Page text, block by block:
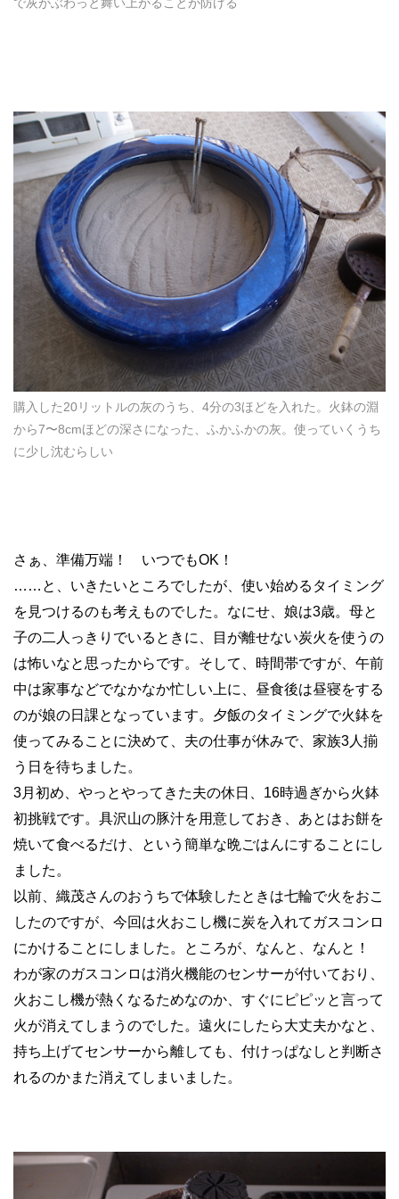
購入した20リットルの灰のうち、4分の3ほどを入れた。火鉢の淵
から7〜8cmほどの深さになった、ふかふかの灰。使っていくうち
に少し沈むらしい
さぁ、準備万端！ いつでもOK！
……と、いきたいところでしたが、使い始めるタイミング
を見つけるのも考えものでした。なにせ、娘は3歳。母と
子の二人っきりでいるときに、目が離せない炭火を使うの
は怖いなと思ったからです。そして、時間帯ですが、午前
中は家事などでなかなか忙しい上に、昼食後は昼寝をする
のが娘の日課となっています。夕飯のタイミングで火鉢を
使ってみることに決めて、夫の仕事が休みで、家族3人揃
う日を待ちました。
3月初め、やっとやってきた夫の休日、16時過ぎから火鉢
初挑戦です。具沢山の豚汁を用意しておき、あとはお餅を
焼いて食べるだけ、という簡単な晩ごはんにすることにし
ました。
以前、織茂さんのおうちで体験したときは七輪で火をおこ
したのですが、今回は火おこし機に炭を入れてガスコンロ
にかけることにしました。ところが、なんと、なんと！
わが家のガスコンロは消火機能のセンサーが付いており、
火おこし機が熱くなるためなのか、すぐにピピッと言って
火が消えてしまうのでした。遠火にしたら大丈夫かなと、
持ち上げてセンサーから離しても、付けっぱなしと判断さ
れるのかまた消えてしまいました。